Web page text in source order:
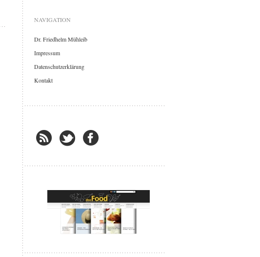
NAVIGATION
Dr. Friedhelm Mühleib
Impressum
Datenschutzerklärung
Kontakt